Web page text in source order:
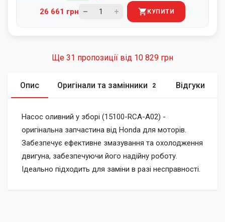
26 661 грн КУПИТИ
Ще 31 пропозиції від 10 829 грн
Опис Оригінали та замінники 2 Відгуки
Насос оливний у зборі (15100-RCA-A02) -
оригінальна запчастина від Honda для моторів.
Забезпечує ефективне змазування та охолодження
двигуна, забезпечуючи його надійну роботу.
Ідеально підходить для заміни в разі несправності.